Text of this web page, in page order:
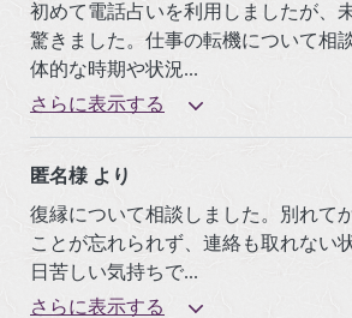
初めて電話占いを利用しましたが、
驚きました。仕事の転機について相
体的な時期や状況...
さらに表示する
匿名様 より
復縁について相談しました。別れて
ことが忘れられず、連絡も取れない
日苦しい気持ちで...
さらに表示する